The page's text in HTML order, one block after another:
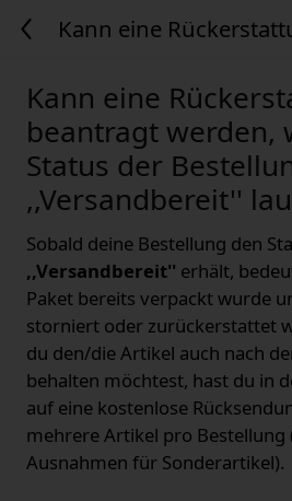
Kann eine
Bestellung
Kann eine
beantragt werden,
Status der
,,Versandbereit''
Sobald deine Bestellung den
,,Versandbereit'' erhält,
Paket bereits verpackt wurde
storniert oder zurückerstattet
du den/die Artikel auch nach
behalten möchtest, hast du in
auf eine kostenlose
mehrere Artikel pro Bestellung
Ausnahmen für Sonderartikel).